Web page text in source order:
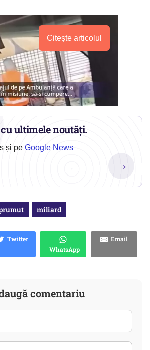
Citește articolul
ultimele noutăți.
și pe Google News
→
miliard
Twitter
WhatsApp
Email
comentariu